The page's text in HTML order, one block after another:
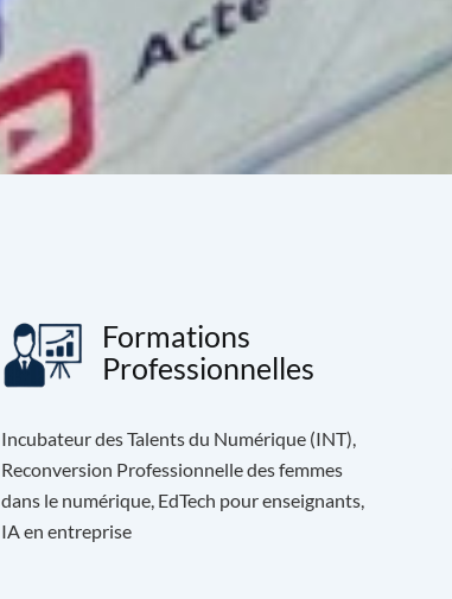
Formations
Professionnelles
Incubateur des Talents du Numérique (INT),
Reconversion Professionnelle des femmes
dans le numérique, EdTech pour enseignants,
IA en entreprise